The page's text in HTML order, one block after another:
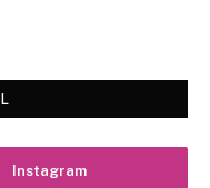
Instagram